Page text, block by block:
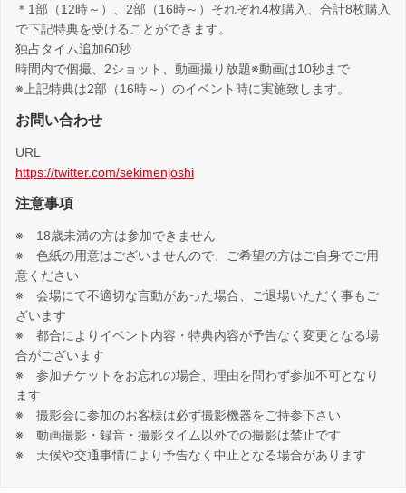
＊1部（12時～）、2部（16時～）それぞれ4枚購入、合計8枚購入
で下記特典を受けることができます。
独占タイム追加60秒
時間内で個撮、2ショット、動画撮り放題※動画は10秒まで
※上記特典は2部（16時～）のイベント時に実施致します。
お問い合わせ
URL
https://twitter.com/sekimenjoshi
注意事項
※ 18歳未満の方は参加できません
※ 色紙の用意はございませんので、ご希望の方はご自身でご用
意ください
※ 会場にて不適切な言動があった場合、ご退場いただく事もご
ざいます
※ 都合によりイベント内容・特典内容が予告なく変更となる場
合がございます
※ 参加チケットをお忘れの場合、理由を問わず参加不可となり
ます
※ 撮影会に参加のお客様は必ず撮影機器をご持参下さい
※ 動画撮影・録音・撮影タイム以外での撮影は禁止です
※ 天候や交通事情により予告なく中止となる場合があります